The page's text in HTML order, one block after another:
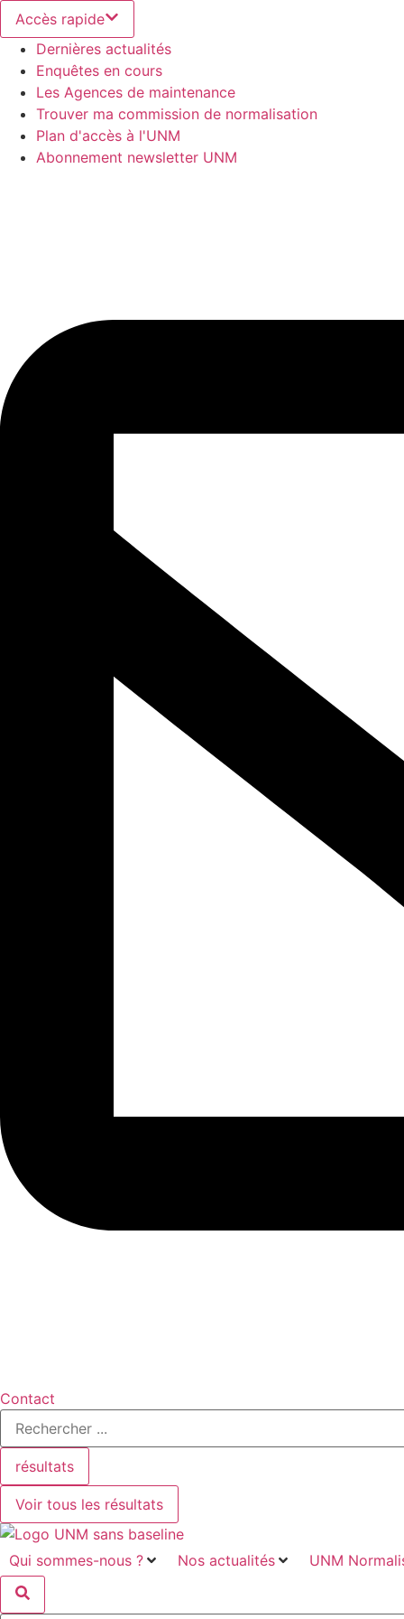
Aller
au
contenu
Accès rapide
Dernières actualités
Enquêtes en cours
Les Agences de maintenance
Trouver ma commission de normalisation
Plan d'accès à l'UNM
Abonnement newsletter UNM
Contact
Search
résultats
Voir tous les résultats
Qui sommes-nous ? Nos actualités UNM